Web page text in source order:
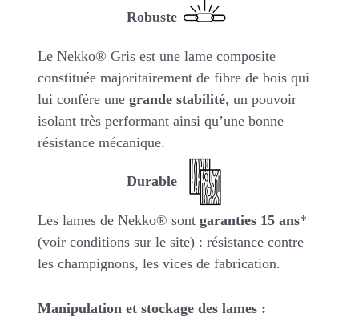
Robuste
Le Nekko® Gris est une lame composite
constituée majoritairement de fibre de bois qui
lui confère une grande stabilité, un pouvoir
isolant très performant ainsi qu’une bonne
résistance mécanique.
Durable
Les lames de Nekko® sont garanties 15 ans*
(voir conditions sur le site) : résistance contre
les champignons, les vices de fabrication.
Manipulation et stockage des lames :